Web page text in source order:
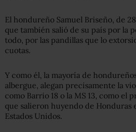
El hondureño Samuel Briseño, de
que también salió de su país por la
todo, por las pandillas que lo
cuotas.
Y como él, la mayoría de
albergue, alegan precisamente la
como Barrio 18 o la MS 13, como el
que salieron huyendo de Honduras
Estados Unidos.